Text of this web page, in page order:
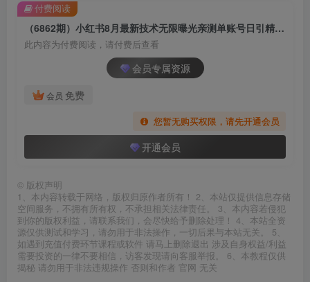
（6862期）小红书8月最新技术无限曝光亲测单账号日引精准粉100+无压力（脚本＋教程）
此内容为付费阅读，请付费后查看
会员专属资源
会员 免费
您暂无购买权限，请先开通会员
开通会员
付费阅读
© 版权声明
1、本内容转载于网络，版权归原作者所有！ 2、本站仅提供信息存储
空间服务，不拥有所有权，不承担相关法律责任。 3、本内容若侵犯
到你的版权利益，请联系我们，会尽快给予删除处理！ 4、本站全资
源仅供测试和学习，请勿用于非法操作，一切后果与本站无关。 5、
如遇到充值付费环节课程或软件 请马上删除退出 涉及自身权益/利益
需要投资的一律不要相信，访客发现请向客服举报。 6、本教程仅供
揭秘 请勿用于非法违规操作 否则和作者 官网 无关